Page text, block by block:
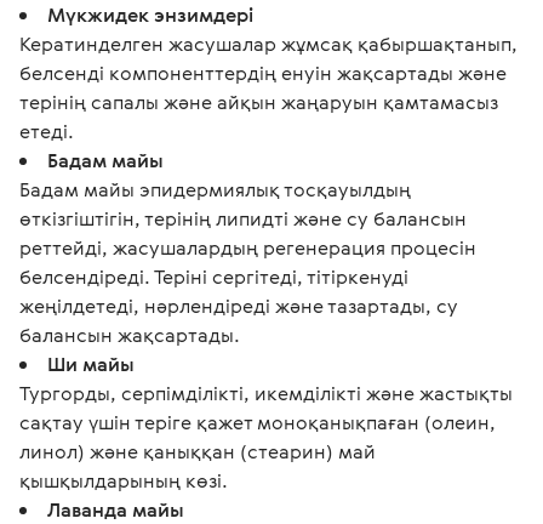
Мүкжидек энзимдері
Кератинделген жасушалар жұмсақ қабыршақтанып,
белсенді компоненттердің енуін жақсартады және
терінің сапалы және айқын жаңаруын қамтамасыз
етеді.
Бадам майы
Бадам майы эпидермиялық тосқауылдың
өткізгіштігін, терінің липидті және су балансын
реттейді, жасушалардың регенерация процесін
белсендіреді. Теріні сергітеді, тітіркенуді
жеңілдетеді, нәрлендіреді және тазартады, су
балансын жақсартады.
Ши майы
Тургорды, серпімділікті, икемділікті және жастықты
сақтау үшін теріге қажет моноқанықпаған (олеин,
линол) және қаныққан (стеарин) май
қышқылдарының көзі.
Лаванда майы